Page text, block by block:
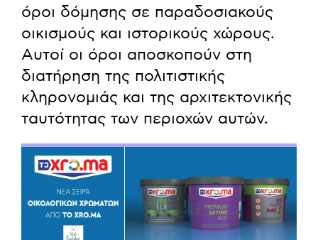
όροι δόμησης σε παραδοσιακούς
οικισμούς και ιστορικούς χώρους.
Αυτοί οι όροι αποσκοπούν στη
διατήρηση της πολιτιστικής
κληρονομιάς και της αρχιτεκτονικής
ταυτότητας των περιοχών αυτών.